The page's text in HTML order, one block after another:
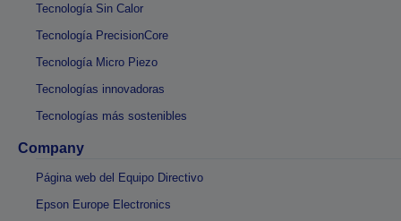
Tecnología Sin Calor
Tecnología PrecisionCore
Tecnología Micro Piezo
Tecnologías innovadoras
Tecnologías más sostenibles
Company
Página web del Equipo Directivo
Epson Europe Electronics